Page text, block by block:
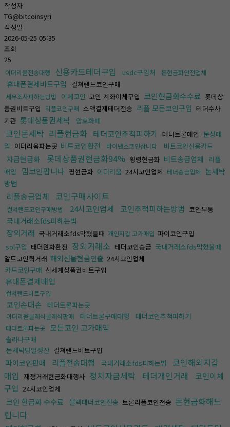
작성자
TG@bitcoinsyri
작성일
2026-05-25 05:35
조회
25
이더리움전송대행 신용카드테더구입 usdc구입처 돈현금화안전업체
휴대폰결제비트구입 컬쳐랜드코인구매
세무조사피하는방법 이체코인 코인 계좌이체구입 코인현금화수수료 롯데상
품권비트구입
리플코인구매 소액결제테더전송 리플 모든코인구입 테더수사
기관 롯데상품권세탁 암호화폐
코인돈세탁 리플현금화 테더코인추척피하기 테더트론매입 문상매
입 이더리움파는곳 비트코인환전 바이낸스코인삽니다 비트코인신용카드
자금현금화 롯데상품권현금화94% 횡령현금화 비트송금업체
리플
매입
밈코인팝니다 핑현금화 이더리움 24시코인업체 테더송금업체 돈세탁
방법
리플송금업체 코인구매사이트
컬쳐랜드코인구매방법 24시코인업체 코인추적피하는방법 코인무통
국내거래소fds피하는법
장외거래 국내거래소fds막혔을때 개인지갑 고가매입 파이코인구입
sol구입 태더원화환전 장외거래소 테더코인송금 국내거래소fds막혔을때
알트코인퀵거래 해외선물현금인출 24시코인업체
카드코인구매 신세계상품권비트구입
휴대폰결제매입
컬쳐랜드비트구입
코인손대손 테더트론파는곳
이더리움클레식클레식판매 테더트론구매대행 테더코인추척피하기
테더트론파는곳 모든코인 고가매입
솔라나구매
돈세탁당일정산 컬쳐랜드비트구입
파이코인판매 리플전송대행 국내거래소fds피하는법
코인해외지갑
매입
재정거래현금화대행사 정치자금세탁 테더개인거래
코인이체
구입 24시코인업체
코인 현금화 수수료 블랙테더코인전송 트론리플코인전송 돈현금화해드
립니다